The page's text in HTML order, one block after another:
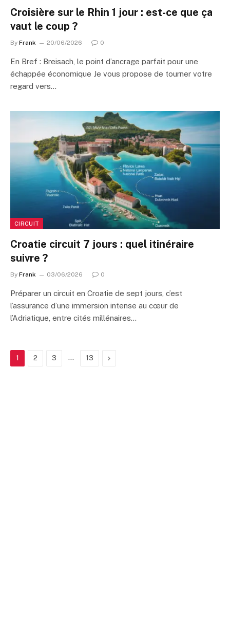
Croisière sur le Rhin 1 jour : est-ce que ça
vaut le coup ?
By Frank 20/06/2026 0
En Bref : Breisach, le point d’ancrage parfait pour une
échappée économique Je vous propose de tourner votre
regard vers…
CIRCUIT
Croatie circuit 7 jours : quel itinéraire
suivre ?
By Frank 03/06/2026 0
Préparer un circuit en Croatie de sept jours, c’est
l’assurance d’une immersion intense au cœur de
l’Adriatique, entre cités millénaires…
1 2 3 … 13 Next